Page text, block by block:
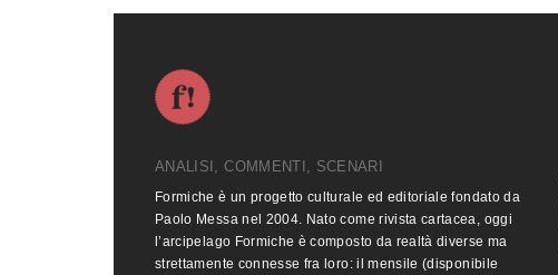
ANALISI, COMMENTI, SCENARI
Formiche è un progetto culturale ed editoriale fondato da
Paolo Messa nel 2004. Nato come rivista cartacea, oggi
l’arcipelago Formiche è composto da realtà diverse ma
strettamente connesse fra loro: il mensile (disponibile